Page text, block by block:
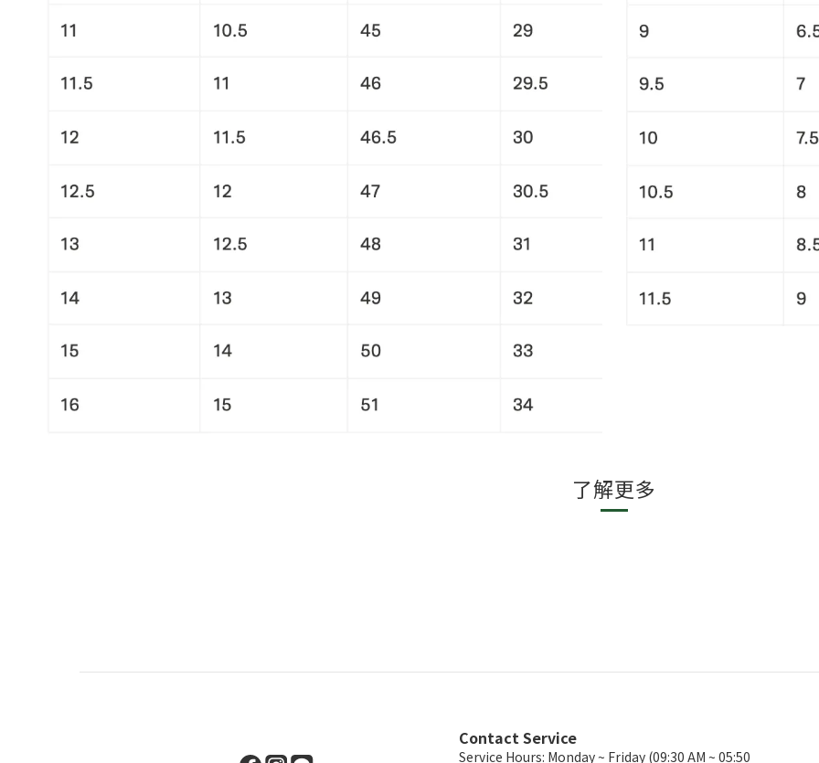
了解更多
Contact Service
Service Hours: Monday ~ Friday (09:30 AM ~ 05:50